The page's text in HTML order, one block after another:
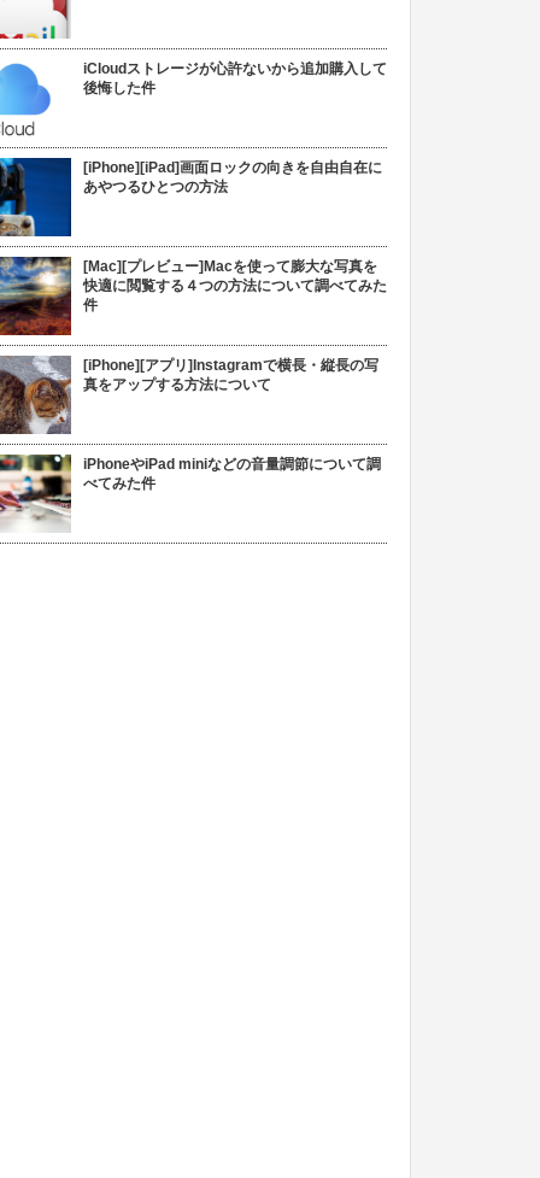
iCloudストレージが心許ないから追加購入して
後悔した件
[iPhone][iPad]画面ロックの向きを自由自在に
あやつるひとつの方法
[Mac][プレビュー]Macを使って膨大な写真を
快適に閲覧する４つの方法について調べてみた
件
[iPhone][アプリ]Instagramで横長・縦長の写
真をアップする方法について
iPhoneやiPad miniなどの音量調節について調
べてみた件